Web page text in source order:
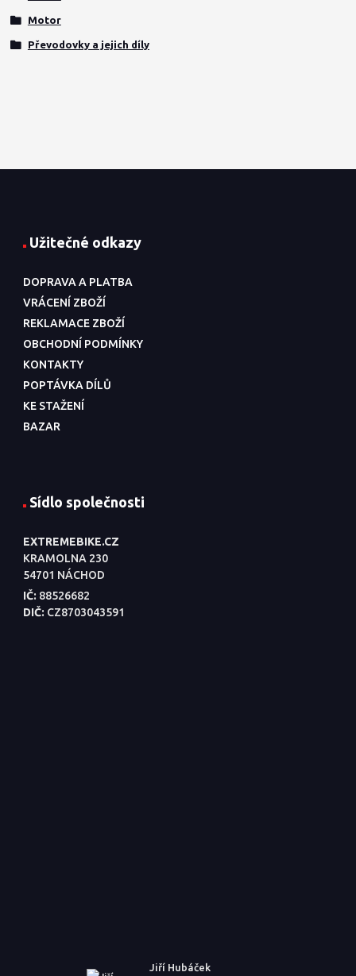
Motor
Převodovky a jejich díly
Užitečné odkazy
DOPRAVA A PLATBA
VRÁCENÍ ZBOŽÍ
REKLAMACE ZBOŽÍ
OBCHODNÍ PODMÍNKY
KONTAKTY
POPTÁVKA DÍLŮ
KE STAŽENÍ
BAZAR
Sídlo společnosti
EXTREMEBIKE.CZ
KRAMOLNA 230
54701 NÁCHOD
IČ: 88526682
DIČ: CZ8703043591
Jiří Hubáček